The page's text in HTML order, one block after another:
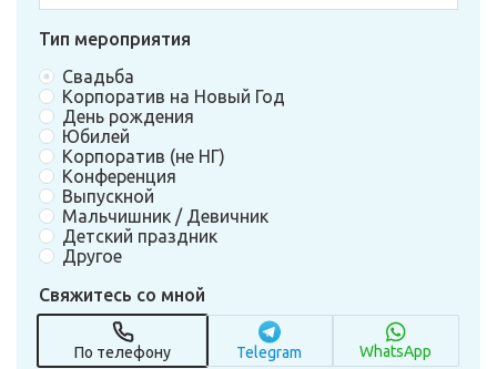
Тип мероприятия
Свадьба
Корпоратив на Новый Год
День рождения
Юбилей
Корпоратив (не НГ)
Конференция
Выпускной
Мальчишник / Девичник
Детский праздник
Другое
Свяжитесь со мной
По телефону Telegram WhatsApp